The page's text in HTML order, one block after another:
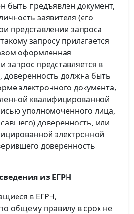
быть предъявлен документ,
заявителя (его
представлении запроса
запросу прилагается
оформленная
запрос представляется в
доверенность должна быть
электронного документа,
квалифицированной
уполномоченного лица,
доверенность, или
электронной
доверенность
из ЕГРН
в ЕГРН,
общему правилу в срок не